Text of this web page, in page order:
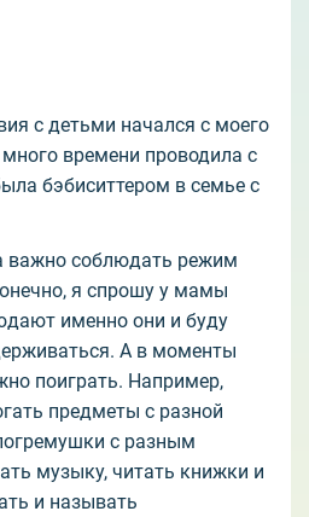
с детьми начался с моего
времени проводила с
бэбиситтером в семье с
важно соблюдать режим
я спрошу у мамы
именно они и буду
А в моменты
поиграть. Например,
предметы с разной
с разным
музыку, читать книжки и
и называть